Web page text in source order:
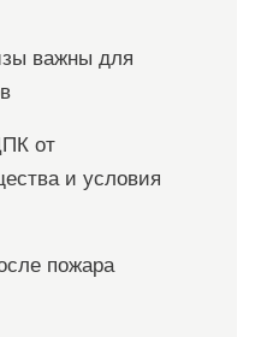
важны для
от
и условия
пожара